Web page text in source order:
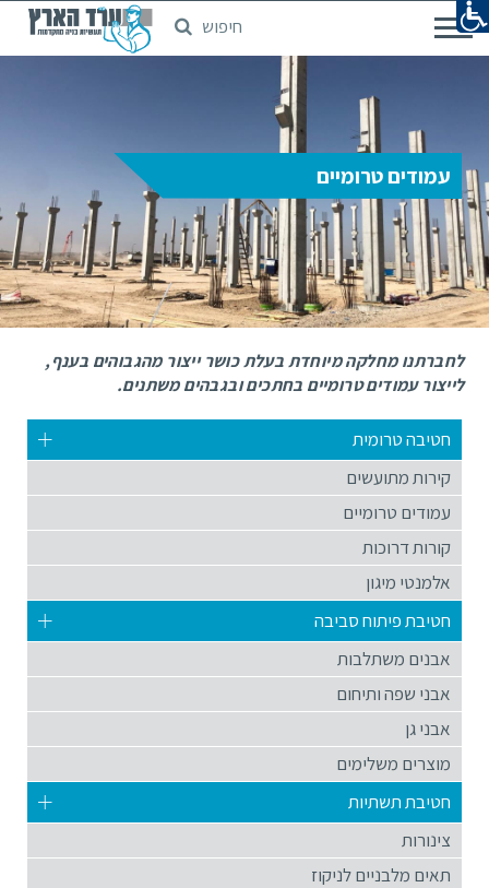
דלג
לתוכן
חיפוש
עמודים טרומיים
לחברתנו מחלקה מיוחדת בעלת כושר ייצור מהגבוהים בענף,
לייצור עמודים טרומיים בחתכים ובגבהים משתנים.
חטיבה טרומית
קירות מתועשים
עמודים טרומיים
קורות דרוכות
אלמנטי מיגון
חטיבת פיתוח סביבה
אבנים משתלבות
אבני שפה ותיחום
אבני גן
מוצרים משלימים
חטיבת תשתיות
צינורות
תאים מלבניים לניקוז